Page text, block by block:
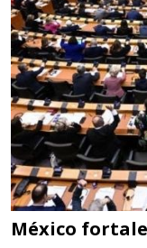
Aplicar
Empresa
Requiere:
cualquiera
México